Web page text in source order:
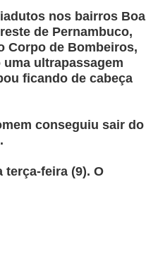
nos bairros Boa
de Pernambuco,
Corpo de Bombeiros,
ultrapassagem
ficando de cabeça
conseguiu sair do
feira (9). O